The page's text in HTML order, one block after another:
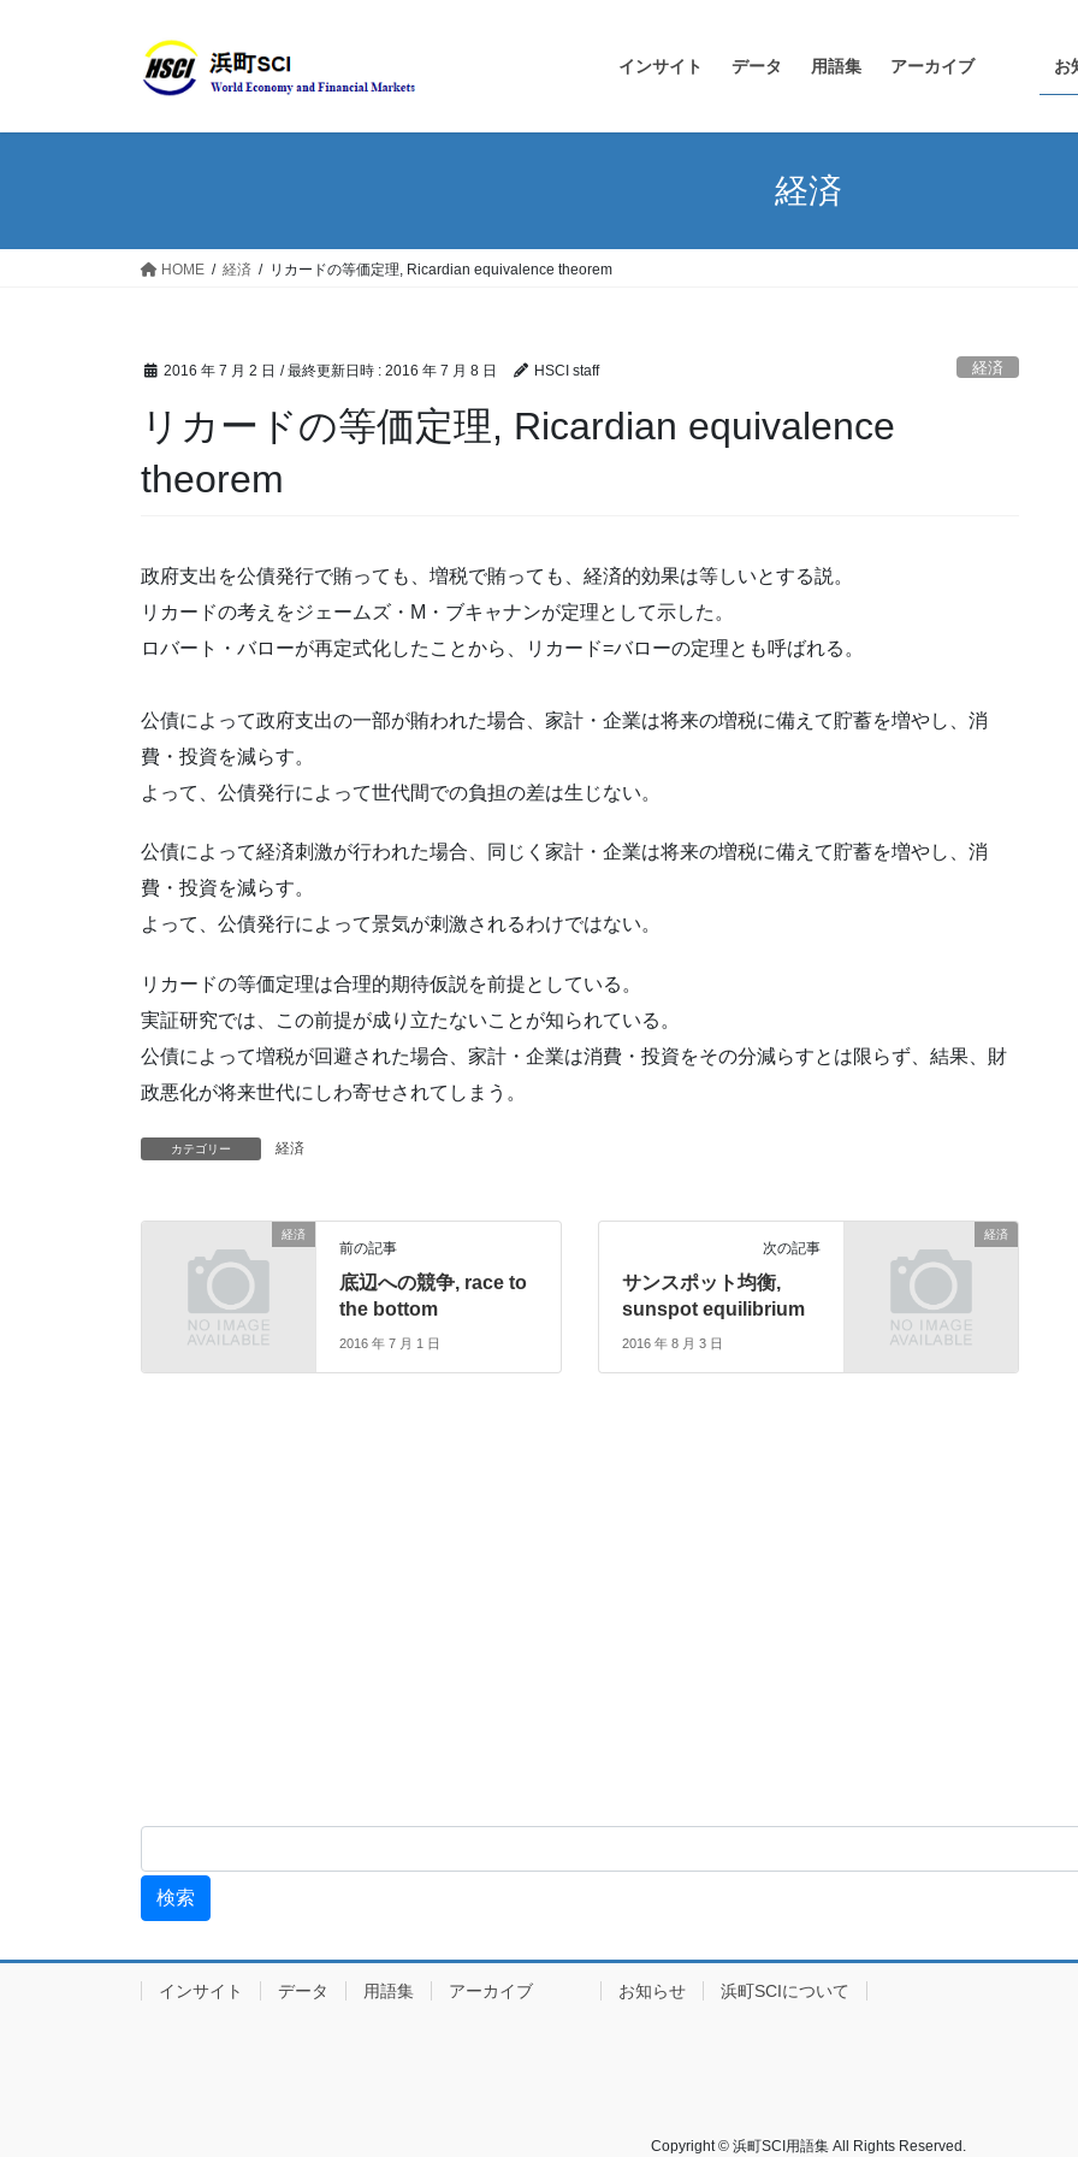
インサイト データ 用語集 アーカイブ お
経済
HOME 経済 リカードの等価定理, Ricardian equivalence theorem
2016 年 7 月 2 日 / 最終更新日時 : 2016 年 7 月 8 日 HSCI staff 経済
リカードの等価定理, Ricardian equivalence
theorem
政府支出を公債発行で賄っても、増税で賄っても、経済的効果は等しいとする説。
リカードの考えをジェームズ・M・ブキャナンが定理として示した。
ロバート・バローが再定式化したことから、リカード=バローの定理とも呼ばれる。
公債によって政府支出の一部が賄われた場合、家計・企業は将来の増税に備えて貯蓄を増やし、消
費・投資を減らす。
よって、公債発行によって世代間での負担の差は生じない。
公債によって経済刺激が行われた場合、同じく家計・企業は将来の増税に備えて貯蓄を増やし、消
費・投資を減らす。
よって、公債発行によって景気が刺激されるわけではない。
リカードの等価定理は合理的期待仮説を前提としている。
実証研究では、この前提が成り立たないことが知られている。
公債によって増税が回避された場合、家計・企業は消費・投資をその分減らすとは限らず、結果、財
政悪化が将来世代にしわ寄せされてしまう。
カテゴリー 経済
経済
前の記事
底辺への競争, race to
the bottom
2016 年 7 月 1 日
経済
次の記事
サンスポット均衡,
sunspot equilibrium
2016 年 8 月 3 日
インサイト データ 用語集 アーカイブ お知らせ 浜町SCIについて
Copyright © 浜町SCI用語集 All Rights Reserved.